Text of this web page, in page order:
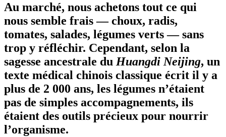
Au marché, nous achetons tout ce qui
nous semble frais — choux, radis,
tomates, salades, légumes verts — sans
trop y réfléchir. Cependant, selon la
sagesse ancestrale du Huangdi Neijing, un
texte médical chinois classique écrit il y a
plus de 2 000 ans, les légumes n’étaient
pas de simples accompagnements, ils
étaient des outils précieux pour nourrir
l’organisme.